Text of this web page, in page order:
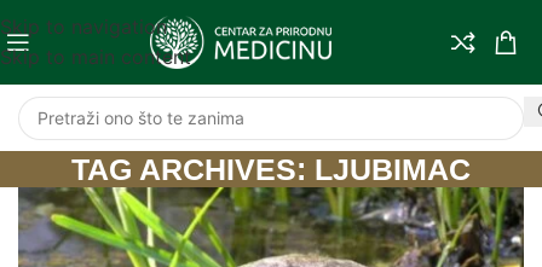
Skip to navigation
Skip to main content
TAG ARCHIVES: LJUBIMAC